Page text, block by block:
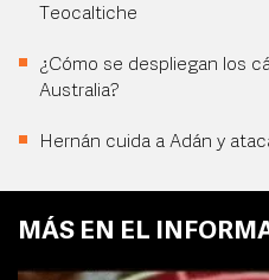
Teocaltiche
¿Cómo se despliegan los
Australia?
Hernán cuida a Adán y
MÁS EN EL